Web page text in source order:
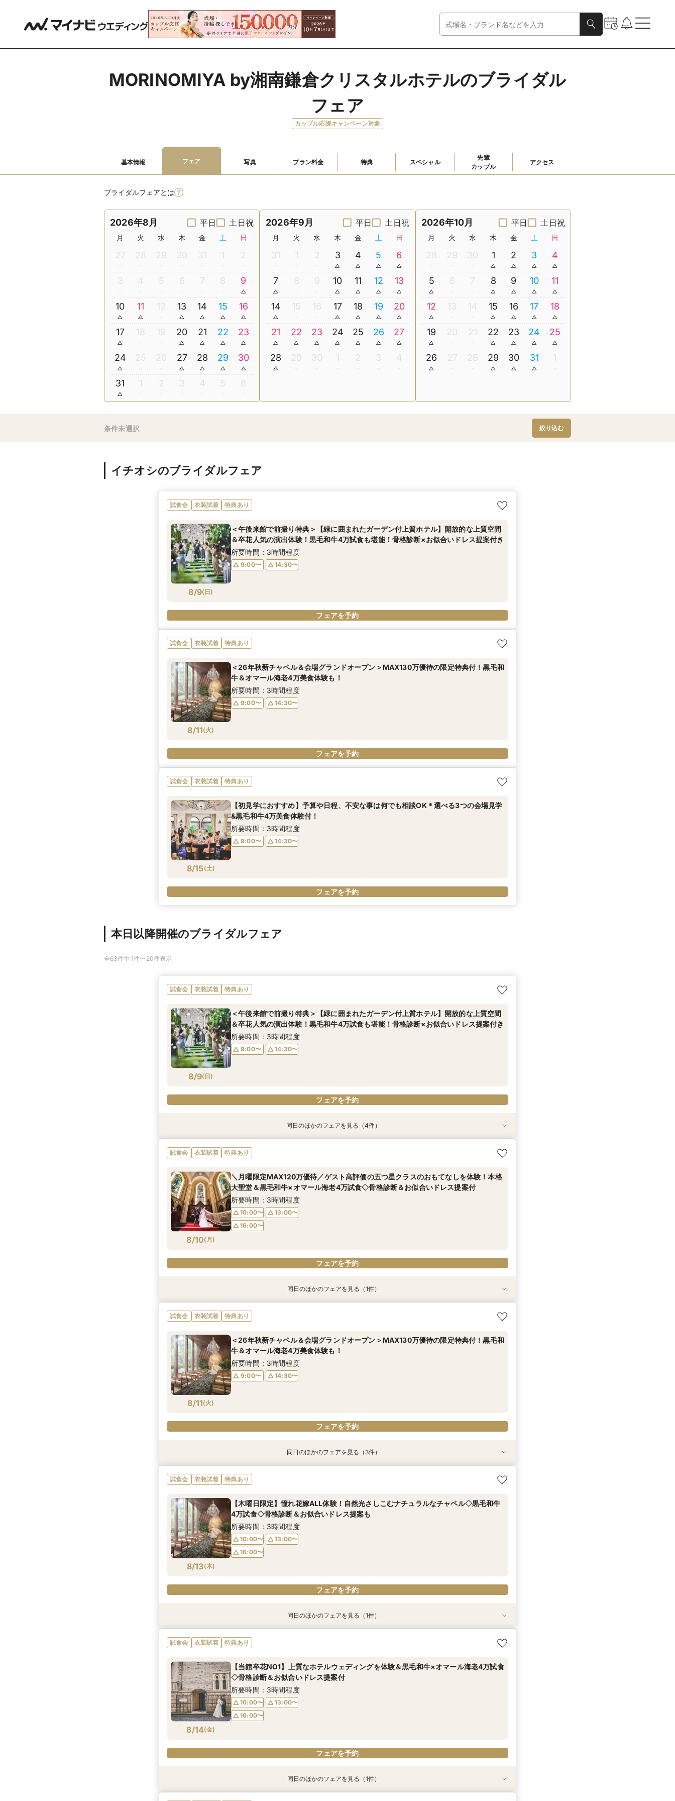
MORINOMIYA by湘南鎌倉クリスタルホテルのブライダル
フェア
カップル応援キャンペーン対象
基本情報 フェア 写真 プラン料金 特典 スペシャル
先輩
カップル
アクセス
ブライダルフェアとは
2026年8月 平日 土日祝
月 火 水 木 金 土 日
27 28 29 30 31 1 2
3 4 5 6 7 8 9
10 11 12 13 14 15 16
17 18 19 20 21 22 23
24 25 26 27 28 29 30
31 1 2 3 4 5 6
2026年9月 平日 土日祝
月 火 水 木 金 土 日
31 1 2 3 4 5 6
7 8 9 10 11 12 13
14 15 16 17 18 19 20
21 22 23 24 25 26 27
28 29 30 1 2 3 4
2026年10月 平日 土日祝
月 火 水 木 金 土 日
28 29 30 1 2 3 4
5 6 7 8 9 10 11
12 13 14 15 16 17 18
19 20 21 22 23 24 25
26 27 28 29 30 31 1
条件未選択 絞り込む
イチオシのブライダルフェア
試食会 衣装試着 特典あり
8/9( 日)
＜午後来館で前撮り特典＞【緑に囲まれたガーデン付上質ホテル】開放的な上質空間
＆卒花人気の演出体験！黒毛和牛4万試食も堪能！骨格診断×お似合いドレス提案付き
所要時間：3時間程度
9:00〜 14:30〜
フェアを予約
試食会 衣装試着 特典あり
8/11(火)
＜26年秋新チャペル＆会場グランドオープン＞MAX130万優待の限定特典付！黒毛和
牛＆オマール海老4万美食体験も！
所要時間：3時間程度
9:00〜 14:30〜
フェアを予約
試食会 衣装試着 特典あり
8/15(土)
【初見学におすすめ】予算や日程、不安な事は何でも相談OK＊選べる3つの会場見学
&黒毛和牛4万美食体験付！
所要時間：3時間程度
9:00〜 14:30〜
フェアを予約
本日以降開催のブライダルフェア
全63件中 1件〜20件表示
試食会 衣装試着 特典あり
8/9( 日)
＜午後来館で前撮り特典＞【緑に囲まれたガーデン付上質ホテル】開放的な上質空間
＆卒花人気の演出体験！黒毛和牛4万試食も堪能！骨格診断×お似合いドレス提案付き
所要時間：3時間程度
9:00〜 14:30〜
フェアを予約
8/9(日)
【歴史感じる独立ステンドグラス大聖堂】記憶に残る圧巻の空間美＆おもてなし美食
所要時間：3時間程度
9:00〜 14:30〜
8/9(日)
＜26年秋新チャペル＆会場グランドオープン＞MAX130万優待の限定特典付！黒毛和
所要時間：3時間程度
9:00〜 14:30〜
8/9(日)
【洗練されたホテルウェディング】五ツ星クラスのおもてなしを体験！黒毛和牛4万
所要時間：3時間程度
9:05〜 14:30〜
8/9(日)
【初見学におすすめ】予算や日程、不安な事は何でも相談OK＊選べる3つの会場見学
所要時間：3時間程度
9:05〜 14:30〜
同日のほかのフェアを見る（4件）
試食会 衣装試着 特典あり
8/10( 月)
＼月曜限定MAX120万優待／ゲスト高評価の五つ星クラスのおもてなしを体験！本格
大聖堂＆黒毛和牛×オマール海老4万試食◇骨格診断＆お似合いドレス提案付
所要時間：3時間程度
10:00〜
13:00〜
16:00〜
フェアを予約
8/10(月)
【初見学におすすめ】相談会×上質ホテルウェディング体験＊選べる3つの会場見学&
所要時間：3時間程度
10:00〜
13:00〜
16:00〜
同日のほかのフェアを見る（1件）
試食会 衣装試着 特典あり
8/11(火)
＜26年秋新チャペル＆会場グランドオープン＞MAX130万優待の限定特典付！黒毛和
牛＆オマール海老4万美食体験も！
所要時間：3時間程度
9:00〜 14:30〜
フェアを予約
8/11(火)
【洗練されたホテルウェディング】五ツ星クラスのおもてなしを体験！黒毛和牛4万
所要時間：3時間程度
9:00〜 14:30〜
8/11(火)
【緑に囲まれたガーデン付上質ホテル】開放的な上質空間＆卒花人気の演出体験！黒
所要時間：3時間程度
9:00〜 14:30〜
8/11(火)
【初見学におすすめ】予算や日程、不安な事は何でも相談OK＊選べる3つの会場見学
所要時間：3時間程度
9:00〜 14:30〜
同日のほかのフェアを見る（3件）
試食会 衣装試着 特典あり
8/13(木)
【木曜日限定】憧れ花嫁ALL体験！自然光さしこむナチュラルなチャペル◇黒毛和牛
4万試食◇骨格診断＆お似合いドレス提案も
所要時間：3時間程度
10:00〜
13:00〜
16:00〜
フェアを予約
8/13 (木)
【初見学におすすめ】相談会×上質ホテルウェディング体験＊選べる3つの会場見学&
所要時間：3時間程度
10:00〜
13:00〜
16:00〜
同日のほかのフェアを見る（1件）
試食会 衣装試着 特典あり
8/14(金)
【当館卒花NO1】上質なホテルウェディングを体験＆黒毛和牛×オマール海老4万試食
◇骨格診断＆お似合いドレス提案付
所要時間：3時間程度
10:00〜
13:00〜
16:00〜
フェアを予約
同日のほかのフェアを見る（1件）